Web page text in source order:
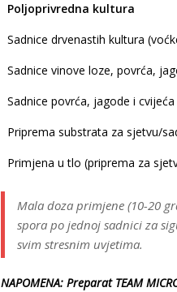
Poljoprivredna kultura
Sadnice drvenastih kultura
Sadnice vinove loze, povrća,
Sadnice povrća, jagode i cvijeća
Priprema substrata za sjetvu/
Primjena u tlo (priprema za
Mala doza primjene (10-20
spora po jednoj sadnici za
svim stresnim uvjetima.
NAPOMENA: Preparat TEAM